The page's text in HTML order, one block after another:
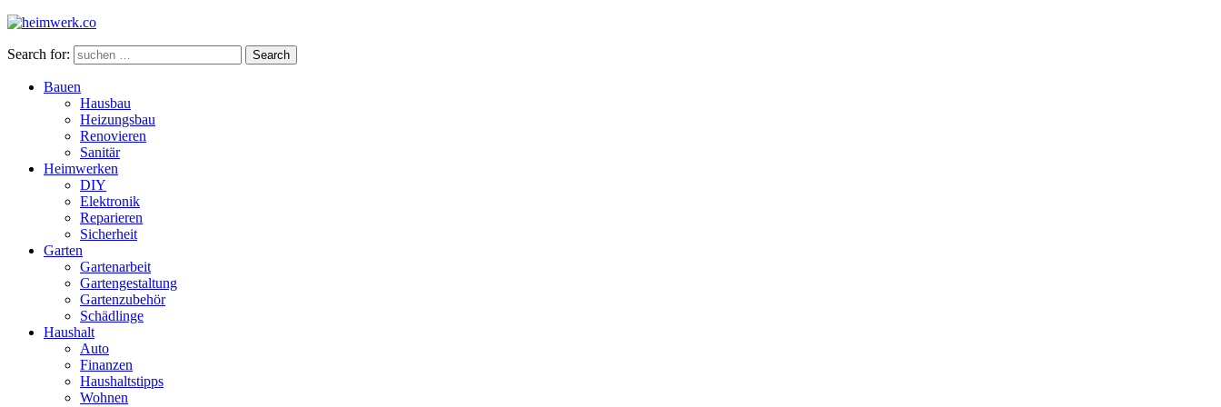
Search for: Search
Bauen
Hausbau
Heizungsbau
Renovieren
Sanitär
Heimwerken
DIY
Elektronik
Reparieren
Sicherheit
Garten
Gartenarbeit
Gartengestaltung
Gartenzubehör
Schädlinge
Haushalt
Auto
Finanzen
Haushaltstipps
Wohnen